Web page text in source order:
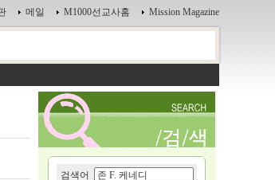
메일 M1000선교사홈 Mission Magazine
검색어